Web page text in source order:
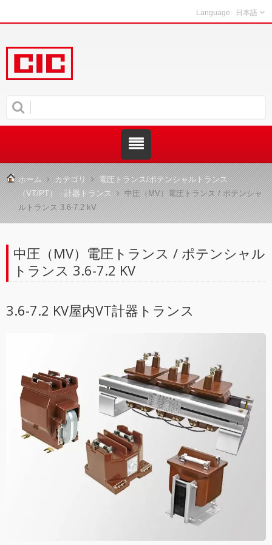
日本語
ホーム カテゴリ
電圧トランス/ポテンシャルトランス
（VT/PT） - 計器トランス
中圧（MV）電圧トランス / ポテンシャ
ルトランス 3.6-7.2 kV
中圧（MV）電圧トランス / ポテンシャル
トランス 3.6-7.2 KV
3.6-7.2 KV屋内VT計器トランス